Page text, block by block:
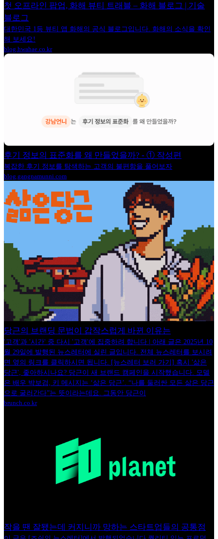
첫 오프라인 팝업, 화해 뷰티 트래블 – 화해 블로그 | 기술
블로그
대한민국 1등 뷰티 앱 화해의 공식 블로그입니다. 화해의 소식을 확인
해 보세요!
blog.hwahae.co.kr
후기 정보의 표준화를 왜 만들었을까? - ① 작성편
복잡한 후기 정보를 탐색하는 고객의 불편함을 풀어보자
blog.gangnamunni.com
당근의 브랜딩 문법이 갑작스럽게 바뀐 이유는
'고객'과 '시간' 중 다시 '고객'에 집중하려 합니다 | 아래 글은 2025년 10
월 29일에 발행된 뉴스레터에 실린 글입니다. 전체 뉴스레터를 보시려
면 옆의 링크를 클릭하시면 됩니다. [뉴스레터 보러 가기] 혹시 '삶은
당근', 좋아하시나요? 당근이 새 브랜드 캠페인을 시작했습니다. 모델
은 배우 박보검, 키 메시지는 ‘삶은 당근’. “나를 둘러싼 모든 삶은 당근
으로 굴러간다”는 뜻이라는데요. 그동안 당근이
brunch.co.kr
작을 땐 잘됐는데 커지니까 망하는 스타트업들의 공통점